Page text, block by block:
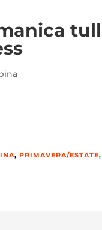
,PRIMAVERA/ESTATE